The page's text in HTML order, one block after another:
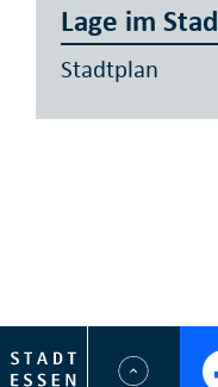
Lage im
Stadtplan